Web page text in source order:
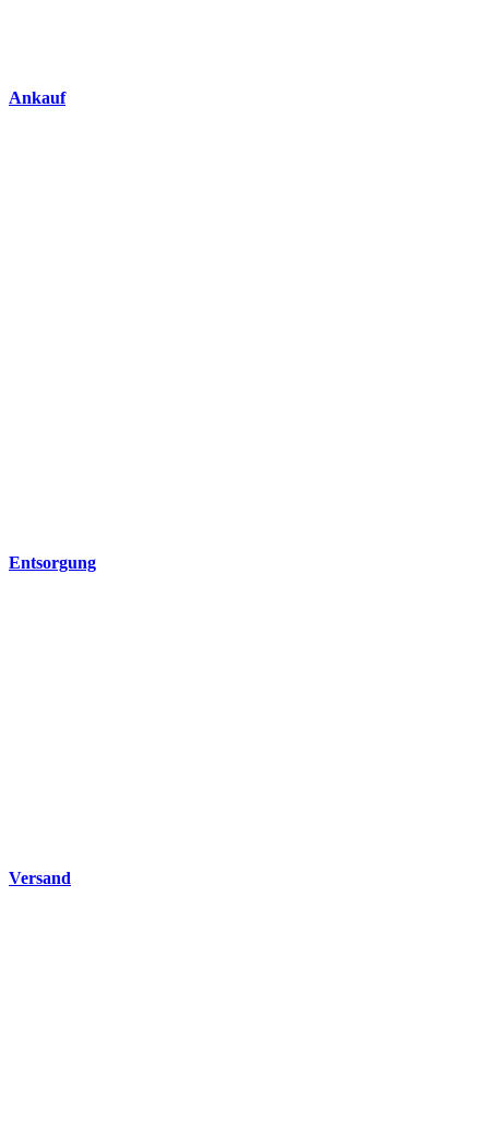
Ankauf
Entsorgung
Versand